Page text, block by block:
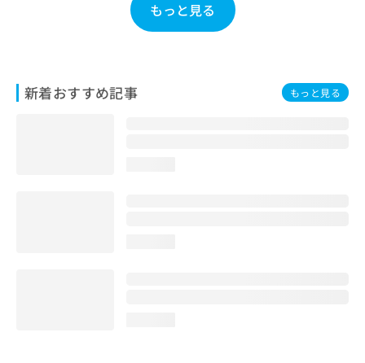
もっと見る
新着おすすめ記事 もっと見る
せ